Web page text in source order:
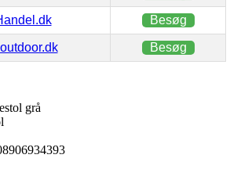
Besøg
Besøg
grå